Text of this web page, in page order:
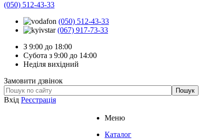
(050) 512-43-33
(050) 512-43-33
(067) 917-73-33
З 9:00 до 18:00
Субота з 9:00 до 14:00
Неділя вихідний
Замовити дзвінок
Вхід Реєстрація
Меню
Каталог